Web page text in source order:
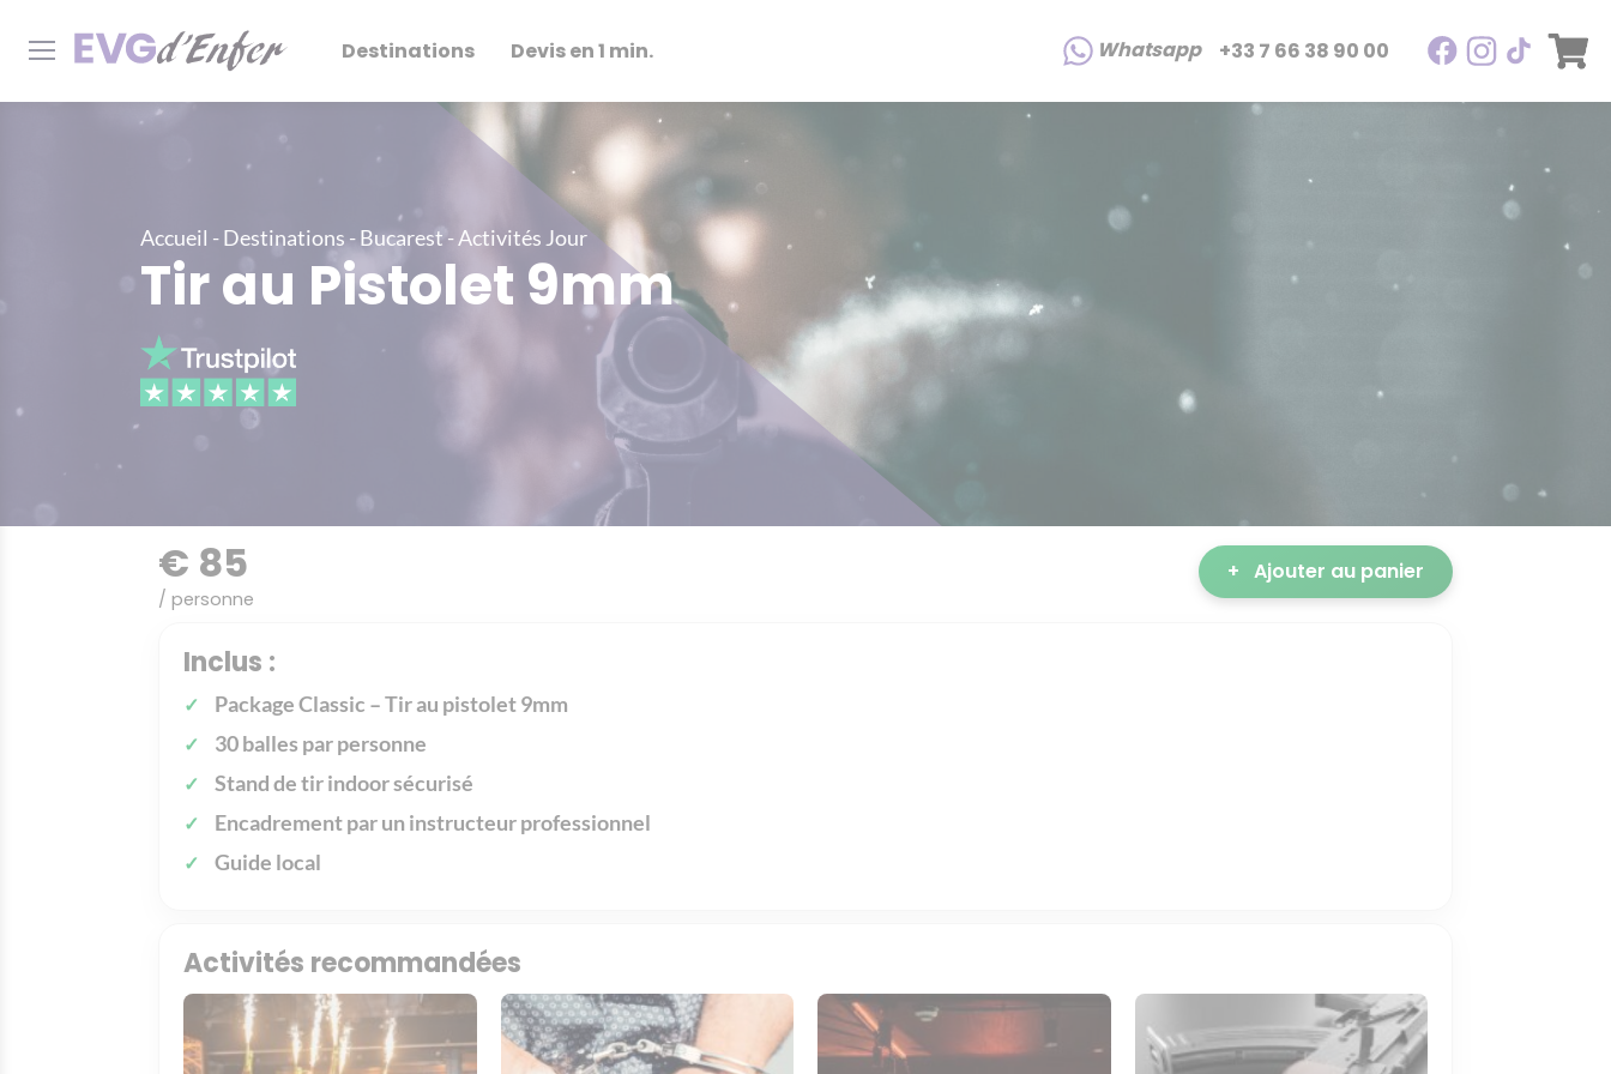
Destinations Devis en 1 min. Whatsapp +33 7 66 38 90 00
Accueil -Destinations -Bucarest -Activités Jour
Tir au Pistolet 9mm
€ 85
/ personne
+ Ajouter au panier
Inclus :
Package Classic – Tir au pistolet 9mm
30 balles par personne
Stand de tir indoor sécurisé
Encadrement par un instructeur professionnel
Guide local
Activités recommandées